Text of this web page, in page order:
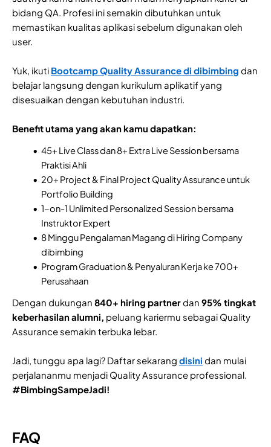
bidang QA. Profesi ini semakin dibutuhkan untuk
memastikan kualitas aplikasi sebelum digunakan oleh
user.
Yuk, ikuti Bootcamp Quality Assurance di dibimbing dan
belajar langsung dengan kurikulum aplikatif yang
disesuaikan dengan kebutuhan industri.
Benefit utama yang akan kamu dapatkan:
45+ Live Class dan 8+ Extra Live Session bersama
Praktisi Ahli
20+ Project & Final Project Quality Assurance untuk
Portfolio Building
1-on-1 Unlimited Personalized Session bersama
Instruktor Expert
8 Minggu Pengalaman Magang di Hiring Company
dibimbing
Program Graduation & Penyaluran Kerja ke 700+
Perusahaan
Dengan dukungan 840+ hiring partnerdan 95% tingkat
keberhasilan alumni, peluang kariermu sebagai Quality
Assurance semakin terbuka lebar.
Jadi, tunggu apa lagi? Daftar sekarang disini dan mulai
perjalananmu menjadi Quality Assurance professional.
#BimbingSampeJadi!
FAQ